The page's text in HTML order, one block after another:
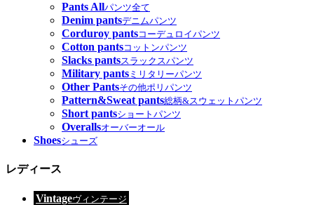
Pants Allパンツ全て
Denim pantsデニムパンツ
Corduroy pantsコーデュロイパンツ
Cotton pantsコットンパンツ
Slacks pantsスラックスパンツ
Military pants ミリタリーパンツ
Other Pantsその他ポリパンツ
Pattern&Sweat pants総柄&スウェットパンツ
Short pantsショートパンツ
Overallsオーバーオール
Shoesシューズ
レディース
Vintageヴィンテージ